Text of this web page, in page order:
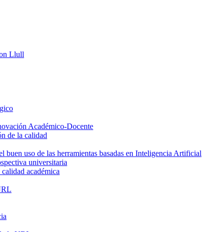
Llull
Académico-Docente
de la calidad
buen uso de las herramientas basadas en Inteligencia Artificial
universitaria
académica